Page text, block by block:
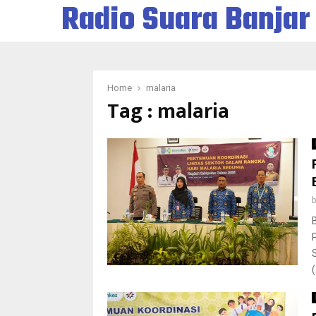
Radio Suara Banjar
Home malaria
Tag : malaria